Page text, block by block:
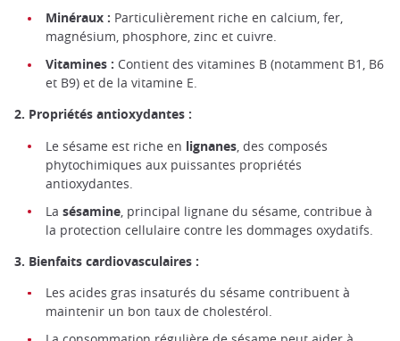
Minéraux : Particulièrement riche en calcium, fer,
magnésium, phosphore, zinc et cuivre.
Vitamines : Contient des vitamines B (notamment B1, B6
et B9) et de la vitamine E.
2. Propriétés antioxydantes :
Le sésame est riche en lignanes , des composés
phytochimiques aux puissantes propriétés
antioxydantes.
La sésamine , principal lignane du sésame, contribue à
la protection cellulaire contre les dommages oxydatifs.
3. Bienfaits cardiovasculaires :
Les acides gras insaturés du sésame contribuent à
maintenir un bon taux de cholestérol.